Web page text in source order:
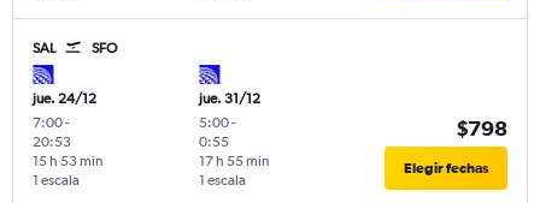
SAL SFO
jue. 24/12
7:00-
20:53
1 escala
15 h 53 min
jue. 31/12
5:00-
0:55
1 escala
17 h 55 min
$798
Elegir fechas